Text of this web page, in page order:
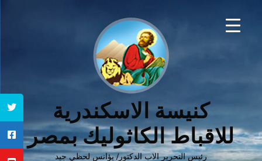
كنيسة الاسكندرية
للاقباط الكاثوليك بمصر
رئيس التحرير الاب الدكتور/ يؤانس لحظي جيد